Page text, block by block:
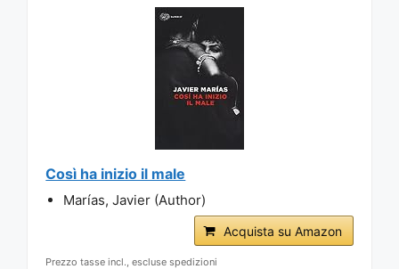
Così ha inizio il male
Marías, Javier (Author)
Acquista su Amazon
Prezzo tasse incl., escluse spedizioni